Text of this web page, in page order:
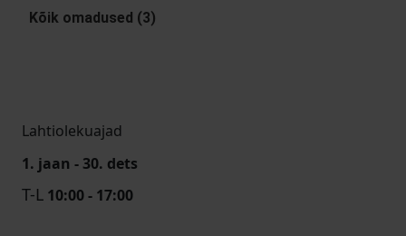
Kõik omadused (3)
Lahtiolekuajad
1. jaan - 30. dets
T-L 10:00 - 17:00